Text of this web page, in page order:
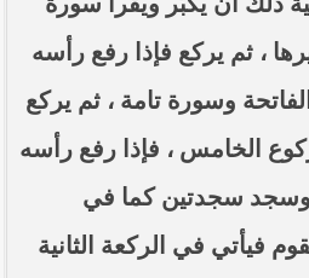
الراهنة في العراق
العلاّمة الشيخ عبد المهدي
الكربلائي في (14/ شعبان /1435هـ) الموافق ( 13/6/2014م
على مناطق واسعة في محافظتي
أنها تستهدف بقية
السيد السيستاني -دام ظلّه
التطورات الأمنية الأخيرة في
، ثم يركع فإذا رفع رأسه
وسورة تامة ، ثم يركع
الخامس ، فإذا رفع رأسه
سجدتين كما في
فيأتي في الركعة الثانية